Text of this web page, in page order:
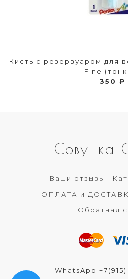
Кисть с резервуаром для
Fine
350 ₽
Совушка
Ваши отзывы
ОПЛАТА и
Обратная
WhatsApp